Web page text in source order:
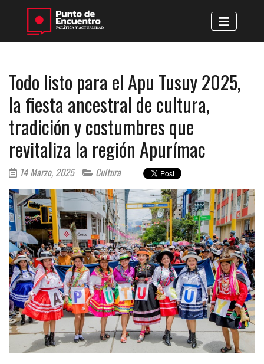
Todo listo para el Apu Tusuy 2025,
la fiesta ancestral de cultura,
tradición y costumbres que
revitaliza la región Apurímac
14 Marzo, 2025 Cultura